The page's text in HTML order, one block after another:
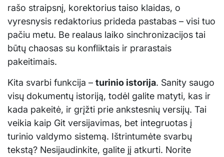
rašo straipsnį, korektorius taiso klaidas, o
vyresnysis redaktorius prideda pastabas – visi tuo
pačiu metu. Be realaus laiko sinchronizacijos tai
būtų chaosas su konfliktais ir prarastais
pakeitimais.
Kita svarbi funkcija – turinio istorija. Sanity saugo
visų dokumentų istoriją, todėl galite matyti, kas ir
kada pakeitė, ir grįžti prie ankstesnių versijų. Tai
veikia kaip Git versijavimas, bet integruotas į
turinio valdymo sistemą. Ištrintumėte svarbų
tekstą? Nesijaudinkite, galite jį atkurti. Norite